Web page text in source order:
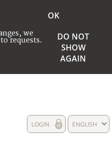
we
requests.
OK
DO NOT
SHOW
AGAIN
ENGLISH
LOGIN